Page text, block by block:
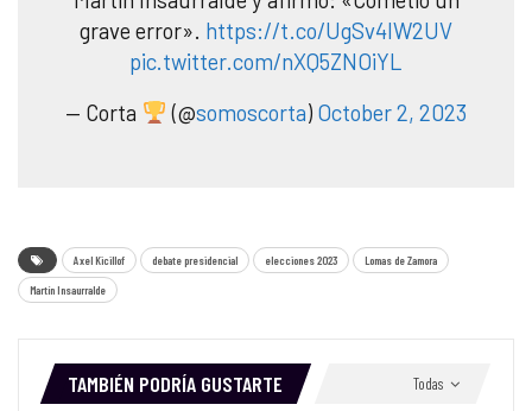
grave error». https://t.co/UgSv4IW2UV
pic.twitter.com/nXQ5ZNOiYL
— Corta
(@somoscorta) October 2, 2023
Axel Kicillof debate presidencial elecciones 2023 Lomas de Zamora
Martín Insaurralde
Todas
TAMBIÉN PODRÍA GUSTARTE